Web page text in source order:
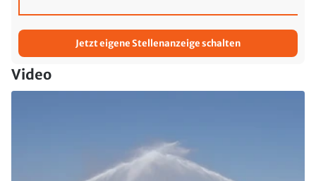
Jetzt eigene Stellenanzeige schalten
Video